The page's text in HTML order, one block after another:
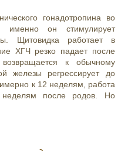
гонадотропина во
именно он стимулирует
Щитовидка работает в
ХГЧ резко падает после
к обычному
железы регрессирует до
к 12 неделям, работа
после родов. Но